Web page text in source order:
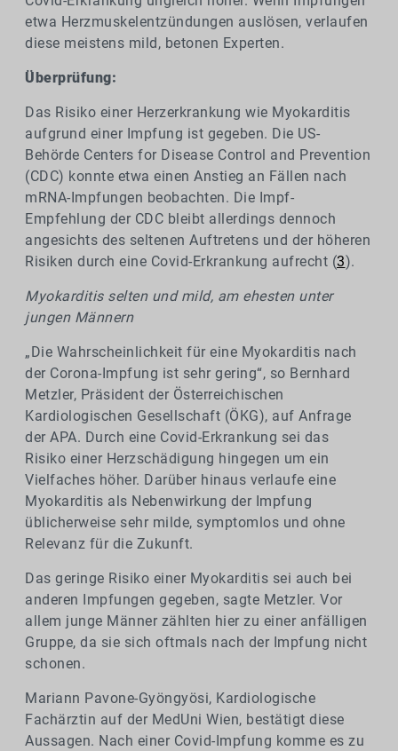
etwa Herzmuskelentzündungen auslösen, verlaufen
diese meistens mild, betonen Experten.
Überprüfung:
Das Risiko einer Herzerkrankung wie Myokarditis
aufgrund einer Impfung ist gegeben. Die US-
Behörde Centers for Disease Control and Prevention
(CDC) konnte etwa einen Anstieg an Fällen nach
mRNA-Impfungen beobachten. Die Impf-
Empfehlung der CDC bleibt allerdings dennoch
angesichts des seltenen Auftretens und der höheren
Risiken durch eine Covid-Erkrankung aufrecht (3).
Myokarditis selten und mild, am ehesten unter
jungen Männern
„Die Wahrscheinlichkeit für eine Myokarditis nach
der Corona-Impfung ist sehr gering“, so Bernhard
Metzler, Präsident der Österreichischen
Kardiologischen Gesellschaft (ÖKG), auf Anfrage
der APA. Durch eine Covid-Erkrankung sei das
Risiko einer Herzschädigung hingegen um ein
Vielfaches höher. Darüber hinaus verlaufe eine
Myokarditis als Nebenwirkung der Impfung
üblicherweise sehr milde, symptomlos und ohne
Relevanz für die Zukunft.
Das geringe Risiko einer Myokarditis sei auch bei
anderen Impfungen gegeben, sagte Metzler. Vor
allem junge Männer zählten hier zu einer anfälligen
Gruppe, da sie sich oftmals nach der Impfung nicht
schonen.
Mariann Pavone-Gyöngyösi, Kardiologische
Fachärztin auf der MedUni Wien, bestätigt diese
Aussagen. Nach einer Covid-Impfung komme es zu